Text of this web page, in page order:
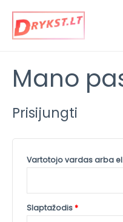
turinio
Mano
Prisijungti
Vartotojo vardas arba
Slaptažodis*